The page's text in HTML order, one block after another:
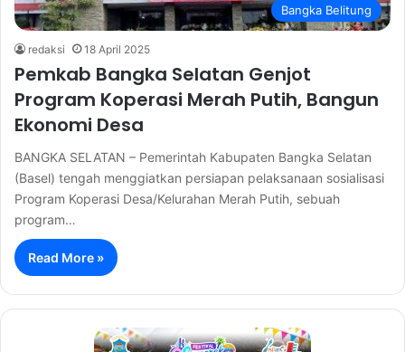
Bangka Belitung
redaksi 18 April 2025
Pemkab Bangka Selatan Genjot
Program Koperasi Merah Putih, Bangun
Ekonomi Desa
BANGKA SELATAN – Pemerintah Kabupaten Bangka Selatan
(Basel) tengah menggiatkan persiapan pelaksanaan sosialisasi
Program Koperasi Desa/Kelurahan Merah Putih, sebuah
program…
Read More »